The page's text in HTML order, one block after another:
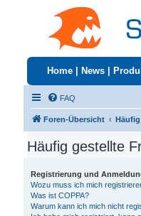
Home News
FAQ
Foren-Übersicht
Häufig gestellte
Registrierung und
Wozu muss ich mich
Was ist COPPA?
Warum kann ich mich nicht